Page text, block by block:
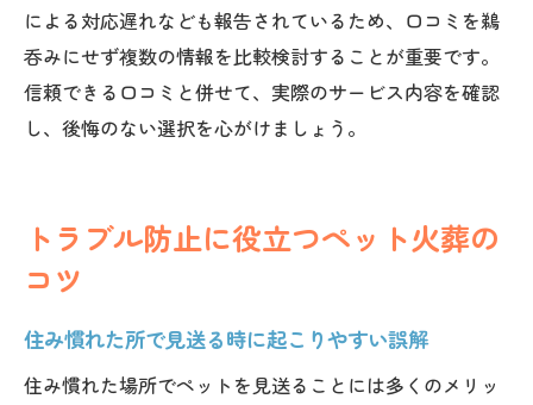
による対応遅れなども報告されているため、口コミを鵜
呑みにせず複数の情報を比較検討することが重要です。
信頼できる口コミと併せて、実際のサービス内容を確認
し、後悔のない選択を心がけましょう。
トラブル防止に役立つペット火葬の
コツ
住み慣れた所で見送る時に起こりやすい誤解
住み慣れた場所でペットを見送ることには多くのメリッ